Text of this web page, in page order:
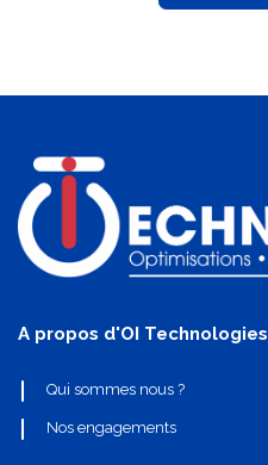
A propos d'OI Technologies
Qui sommes nous ?
Nos engagements